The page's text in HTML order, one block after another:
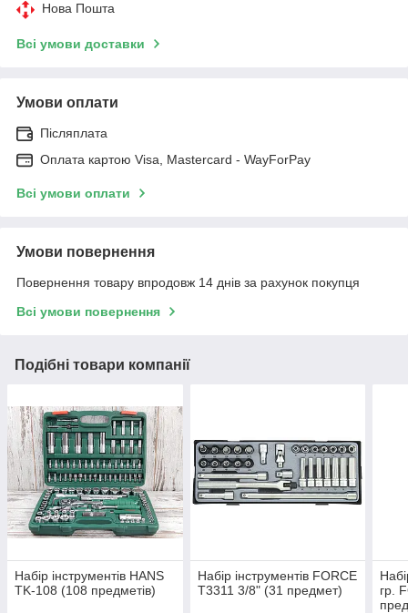
Нова Пошта
Всі умови доставки
Умови оплати
Післяплата
Оплата картою Visa, Mastercard - WayForPay
Всі умови оплати
Умови повернення
Повернення товару впродовж 14 днів за рахунок покупця
Всі умови повернення
Подібні товари компанії
Набір інструментів HANS
TK-108 (108 предметів)
Набір інструментів FORCE
T3311 3/8" (31 предмет)
гр.